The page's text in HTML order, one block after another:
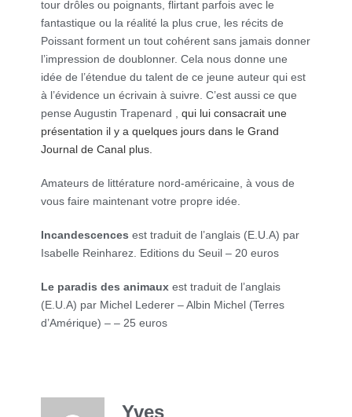
tour drôles ou poignants, flirtant parfois avec le
fantastique ou la réalité la plus crue, les récits de
Poissant forment un tout cohérent sans jamais donner
l’impression de doublonner. Cela nous donne une
idée de l’étendue du talent de ce jeune auteur qui est
à l’évidence un écrivain à suivre. C’est aussi ce que
pense Augustin Trapenard ,qui lui consacrait une
présentation il y a quelques jours dans le Grand
Journal de Canal plus.
Amateurs de littérature nord-américaine, à vous de
vous faire maintenant votre propre idée.
Incandescences est traduit de l’anglais (E.U.A) par
Isabelle Reinharez. Editions du Seuil – 20 euros
Le paradis des animaux est traduit de l’anglais
(E.U.A) par Michel Lederer – Albin Michel (Terres
d’Amérique) – – 25 euros
Yves